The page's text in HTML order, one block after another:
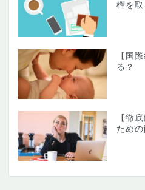
権を
【国
る？
【徹
ため